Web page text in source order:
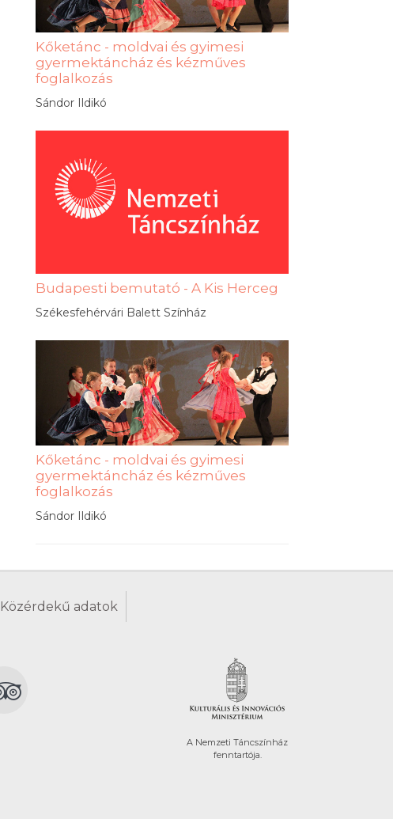
Kőketánc - moldvai és gyimesi
gyermektáncház és kézműves
foglalkozás
Sándor Ildikó
Budapesti bemutató - A Kis Herceg
Székesfehérvári Balett Színház
Kőketánc - moldvai és gyimesi
gyermektáncház és kézműves
foglalkozás
Sándor Ildikó
Közérdekű adatok
A Nemzeti Táncszínház
fenntartója.